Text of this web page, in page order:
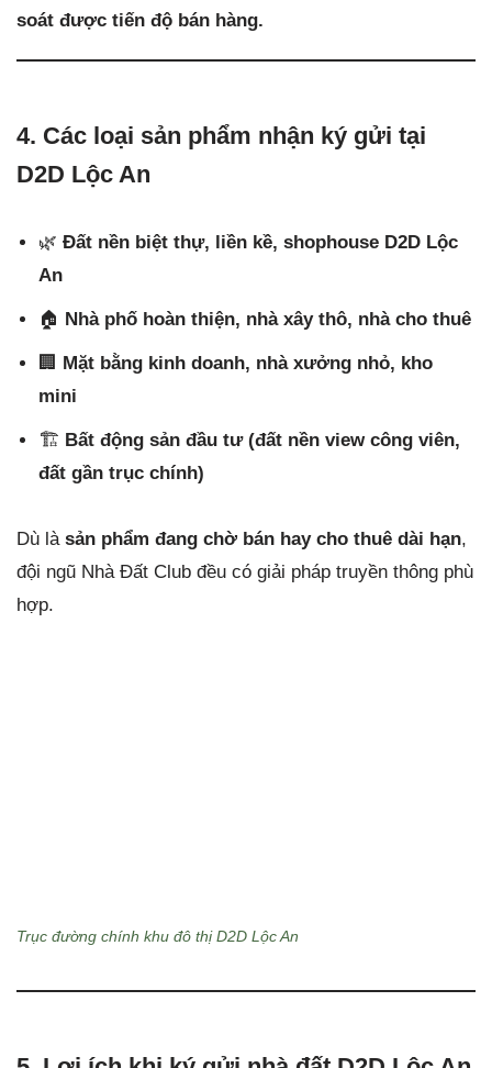
soát được tiến độ bán hàng.
4. Các loại sản phẩm nhận ký gửi tại
D2D Lộc An
🌿 Đất nền biệt thự, liền kề, shophouse D2D Lộc
An
🏠 Nhà phố hoàn thiện, nhà xây thô, nhà cho thuê
🏢
Mặt bằng kinh doanh, nhà xưởng nhỏ, kho
mini
🏗️ Bất động sản đầu tư (đất nền view công viên,
đất gần trục chính)
Dù là sản phẩm đang chờ bán hay cho thuê dài hạn,
đội ngũ Nhà Đất Club đều có giải pháp truyền thông phù
hợp.
Trục đường chính khu đô thị D2D Lộc An